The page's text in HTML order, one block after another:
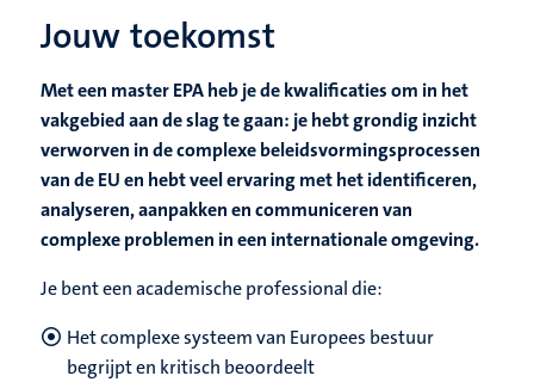
Jouw toekomst
Met een master EPA heb je de kwalificaties om in het
vakgebied aan de slag te gaan: je hebt grondig inzicht
verworven in de complexe beleidsvormingsprocessen
van de EU en hebt veel ervaring met het identificeren,
analyseren, aanpakken en communiceren van
complexe problemen in een internationale omgeving.
Je bent een academische professional die:
Het complexe systeem van Europees bestuur
begrijpt en kritisch beoordeelt